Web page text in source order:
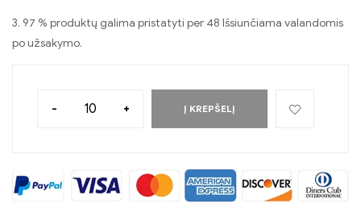
3. 97 % produktų galima pristatyti per 48 Išsiunčiama valandomis
po užsakymo.
- + Į KREPŠELĮ